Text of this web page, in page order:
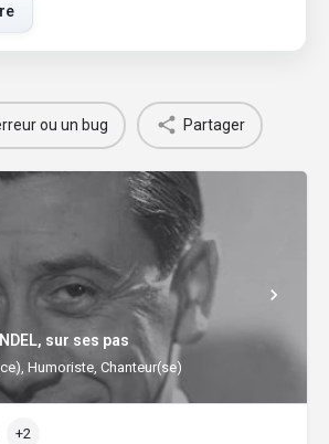
ou un bug Partager
sur ses pas
Humoriste, Chanteur(se)
+2